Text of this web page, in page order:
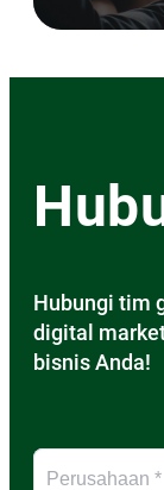
Hubungi tim
digital
bisnis Anda!